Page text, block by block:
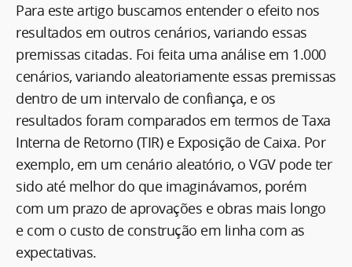
Para este artigo buscamos entender o efeito nos
resultados em outros cenários, variando essas
premissas citadas. Foi feita uma análise em 1.000
cenários, variando aleatoriamente essas premissas
dentro de um intervalo de confiança, e os
resultados foram comparados em termos de Taxa
Interna de Retorno (TIR) e Exposição de Caixa. Por
exemplo, em um cenário aleatório, o VGV pode ter
sido até melhor do que imaginávamos, porém
com um prazo de aprovações e obras mais longo
e com o custo de construção em linha com as
expectativas.